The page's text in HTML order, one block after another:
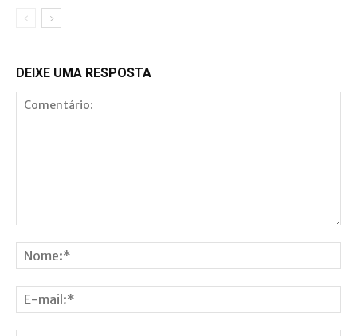
DEIXE UMA RESPOSTA